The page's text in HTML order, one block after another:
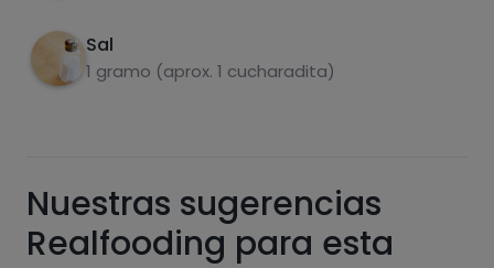
Sal
1 gramo (aprox. 1 cucharadita)
Nuestras sugerencias
Realfooding para esta